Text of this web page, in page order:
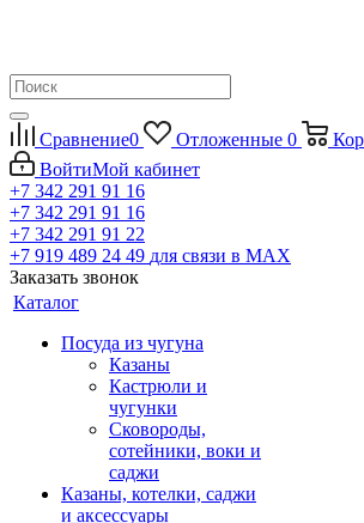
Сравнение0 Отложенные 0
ВойтиМой кабинет
+7 342 291 91 16
+7 342 291 91 16
+7 342 291 91 22
+7 919 489 24 49 для связи в МАХ
Заказать звонок
Каталог
Посуда из чугуна
Казаны
Кастрюли и
чугунки
Сковороды,
сотейники, воки и
саджи
Казаны, котелки, саджи
и аксессуары